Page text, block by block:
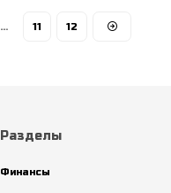
… 11 12
Разделы
Финансы